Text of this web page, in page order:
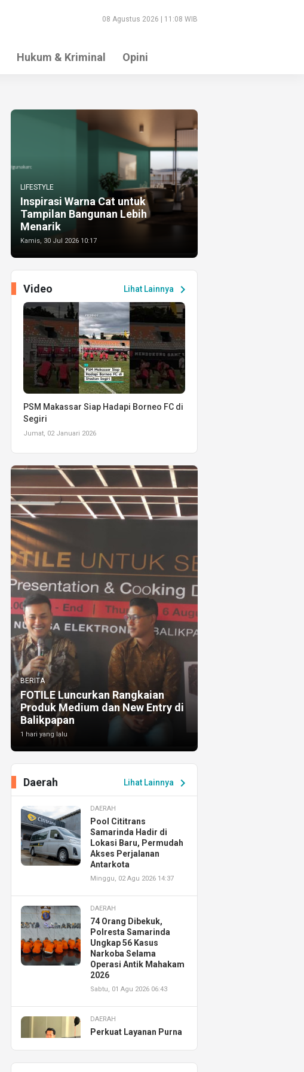
08 Agustus 2026 | 11:08 WIB
Hukum & Kriminal Opini
LIFESTYLE
Inspirasi Warna Cat untuk
Tampilan Bangunan Lebih
Menarik
Kamis, 30 Jul 2026 10:17
Lihat Lainnya chevron_right
Video
PSM Makassar Siap Hadapi Borneo FC di
Segiri
Jumat, 02 Januari 2026
BERITA
FOTILE Luncurkan Rangkaian
Produk Medium dan New Entry di
Balikpapan
1 hari yang lalu
Lihat Lainnya chevron_right
Daerah
DAERAH
Pool Cititrans
Samarinda Hadir di
Lokasi Baru, Permudah
Akses Perjalanan
Antarkota
Minggu, 02 Agu 2026 14:37
DAERAH
74 Orang Dibekuk,
Polresta Samarinda
Ungkap 56 Kasus
Narkoba Selama
Operasi Antik Mahakam
2026
Sabtu, 01 Agu 2026 06:43
DAERAH
Perkuat Layanan Purna
Resmikan AHASS